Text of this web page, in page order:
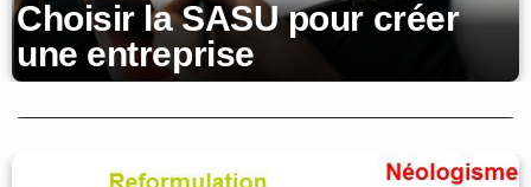
Choisir la SASU pour créer
une entreprise
Formation pour conduire un
projet et atteindre ses
objectifs